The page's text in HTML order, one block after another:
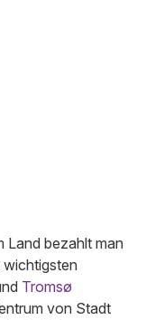
Land bezahlt man
Tromsø
von Stadt